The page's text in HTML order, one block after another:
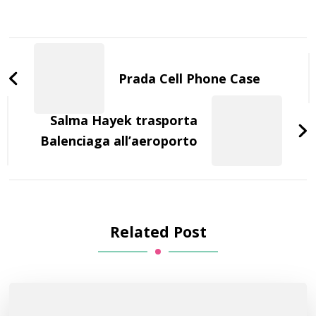
NavigationPrada Cell Phone Case
Salma Hayek trasporta
Balenciaga all’aeroporto
Related Post